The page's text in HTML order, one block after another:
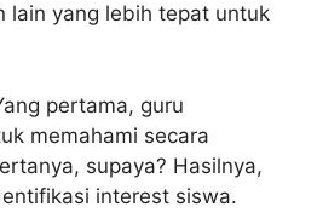
lain yang lebih tepat untuk
pertama, guru
memahami secara
supaya? Hasilnya,
interest siswa.